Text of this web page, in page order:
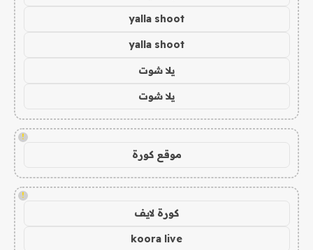
yalla shoot
yalla shoot
يلا شوت
يلا شوت
!
موقع كورة
!
كورة لايف
koora live